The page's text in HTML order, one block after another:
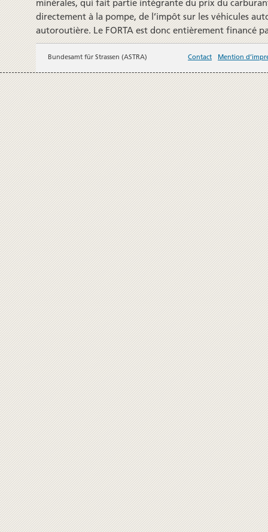
minérales, qui fait partie intégrante du prix du
directe­ment à la pompe, de l’impôt sur les véhicules
auto­routière. Le FORTA est donc entière­ment financé
Bundesamt für Strassen (ASTRA) Contact Mention